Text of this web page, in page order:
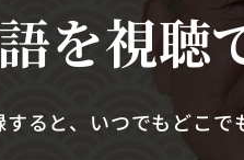
からさがすを視聴
ると、いつでもどこで